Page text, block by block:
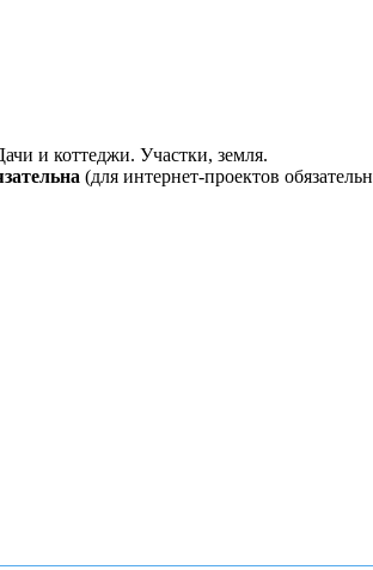
и коттеджи. Участки, земля.
(для интернет-проектов